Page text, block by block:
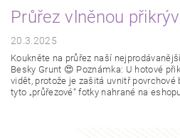
Průřez vlněnou
20.3.2025
Koukněte na průřez naší
Besky Grunt 😍 Poznámka: U hotové
vidět, protože je zašitá uvnitř povrchové
tyto „průřezové“ fotky nahrané na